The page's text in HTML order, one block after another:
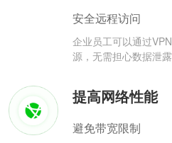
安全远程访问
企业员工可以通过
源，无需担心数据泄露
提高网络性能
避免带宽限制